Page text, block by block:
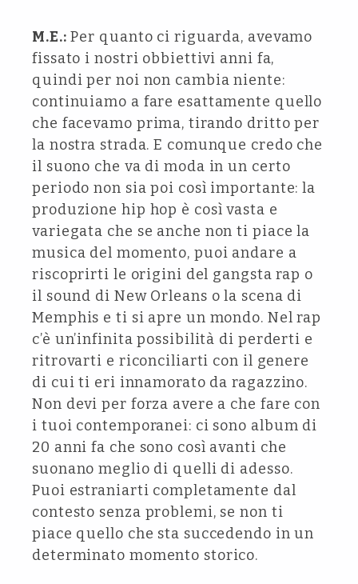
M.E.: Per quanto ci riguarda, avevamo
fissato i nostri obbiettivi anni fa,
quindi per noi non cambia niente:
continuiamo a fare esattamente quello
che facevamo prima, tirando dritto per
la nostra strada. E comunque credo che
il suono che va di moda in un certo
periodo non sia poi così importante: la
produzione hip hop è così vasta e
variegata che se anche non ti piace la
musica del momento, puoi andare a
riscoprirti le origini del gangsta rap o
il sound di New Orleans o la scena di
Memphis e ti si apre un mondo. Nel rap
c’è un’infinita possibilità di perderti e
ritrovarti e riconciliarti con il genere
di cui ti eri innamorato da ragazzino.
Non devi per forza avere a che fare con
i tuoi contemporanei: ci sono album di
20 anni fa che sono così avanti che
suonano meglio di quelli di adesso.
Puoi estraniarti completamente dal
contesto senza problemi, se non ti
piace quello che sta succedendo in un
determinato momento storico.